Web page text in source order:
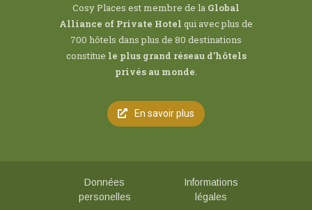
Cosy Places est membre de la Global
Alliance of Private Hotel qui avec plus de
700 hôtels dans plus de 80 destinations
constitue le plus grand réseau d’hôtels
privés au monde.
En savoir plus
Données
personelles
Informations
légales